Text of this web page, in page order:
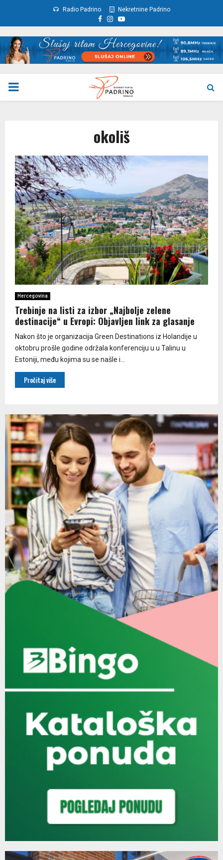
Radio Padrino Nekretnine Padrino
Facebook
Instagram
Youtube
PRIMARY
okoliš
Hercegovina
Trebinje na listi za izbor „Najbolje zelene
destinacije“ u Evropi: Objavljen link za glasanje
Nakon što je organizacija Green Destinations iz Holandije u
oktobru prošle godine održala konferenciju u u Talinu u
Estoniji, među kojima su se našle i...
Pročitaj više